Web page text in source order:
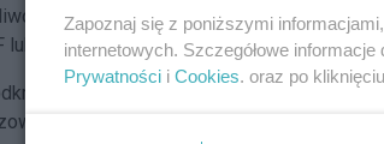
przerwij kontakt i zgłoś sprawę
lub CERT Polska.
że w dzisiejszych czasach
Nawet niewielka nieuwaga może
Zapoznaj się z poniższymi
internetowych. Szczegółowe
Prywatności i Cookies. oraz po